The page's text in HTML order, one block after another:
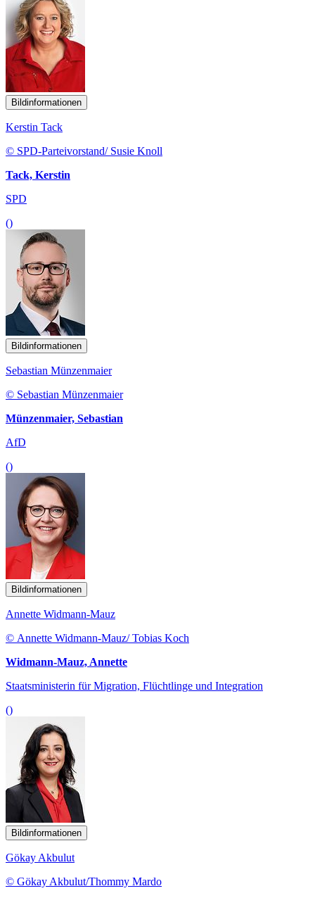
Bildinformationen
Kerstin Tack
© SPD-Parteivorstand/ Susie Knoll
Tack, Kerstin
SPD
()
Bildinformationen
Sebastian Münzenmaier
© Sebastian Münzenmaier
Münzenmaier, Sebastian
AfD
()
Bildinformationen
Annette Widmann-Mauz
© Annette Widmann-Mauz/ Tobias Koch
Widmann-Mauz, Annette
Staatsministerin für Migration, Flüchtlinge und Integration
()
Bildinformationen
Gökay Akbulut
© Gökay Akbulut/Thommy Mardo